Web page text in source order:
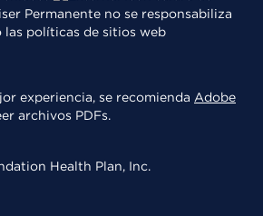
Permanente no se responsabiliza
las políticas de sitios web
experiencia, se recomienda Adobe
archivos PDFs.
Health Plan, Inc.